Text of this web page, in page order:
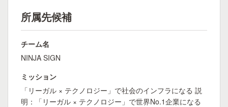
所属先候補
チーム名
NINJA SIGN
ミッション
「リーガル × テクノロジー」で社会のインフラになる 説
明：「リーガル × テクノロジー」で世界No.1企業になる